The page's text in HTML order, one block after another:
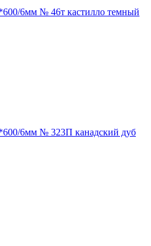
6мм № 46т кастилло темный
6мм № 323П канадский дуб